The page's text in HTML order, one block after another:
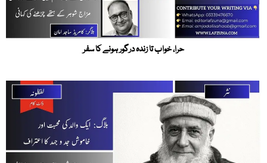
حرا، خواب تا زندہ درگور ہونے کا سفر